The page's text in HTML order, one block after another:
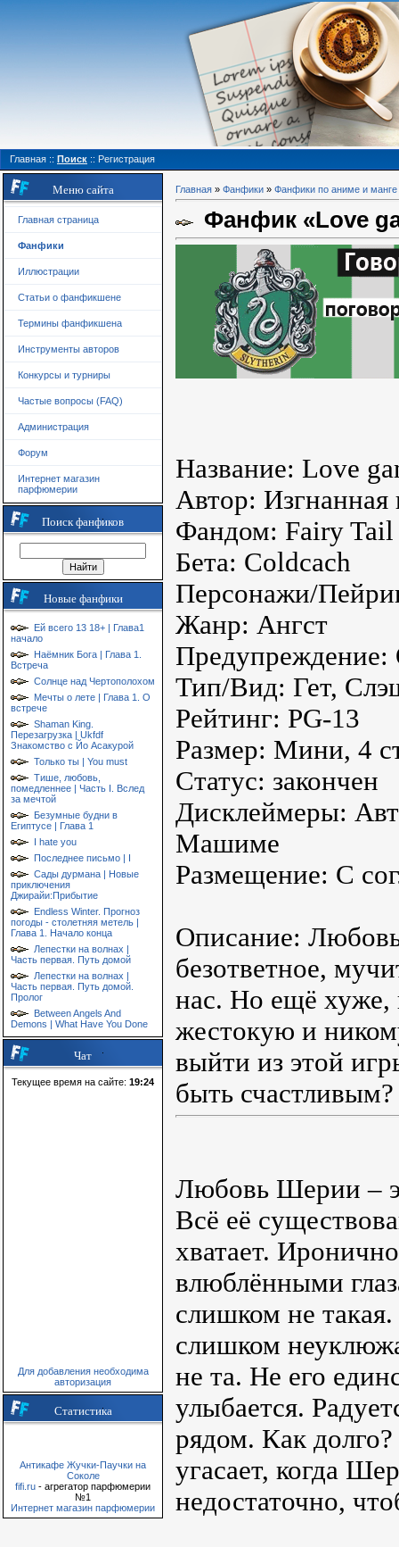
Главная :: Поиск :: Регистрация
Меню сайта
Главная страница
Фанфики
Иллюстрации
Статьи о фанфикшене
Термины фанфикшена
Инструменты авторов
Конкурсы и турниры
Частые вопросы (FAQ)
Администрация
Форум
Интернет магазин
парфюмерии
Поиск фанфиков
Новые фанфики
Ей всего 13 18+ | Глава1
начало
Наёмник Бога | Глава 1.
Встреча
Солнце над Чертополохом
Мечты о лете | Глава 1. О
встрече
Shaman King.
Перезагрузка | Ukfdf
Знакомство с Йо Асакурой
Только ты | You must
Тише, любовь,
помедленнее | Часть I. Вслед
за мечтой
Безумные будни в
Египтусе | Глава 1
I hate you
Последнее письмо | I
Сады дурмана | Новые
приключения
Джирайи:Прибытие
Endless Winter. Прогноз
погоды - столетняя метель |
Глава 1. Начало конца
Лепестки на волнах |
Часть первая. Путь домой
Лепестки на волнах |
Часть первая. Путь домой.
Пролог
Between Angels And
Demons | What Have You Done
Чат
Текущее время на сайте: 19:24
Для добавления необходима
авторизация
Статистика
Антикафе Жучки-Паучки на
Соколе
fifi.ru - агрегатор парфюмерии
№1
Интернет магазин парфюмерии
Главная » Фанфики » Фанфики по аниме и манге
Фанфик «Love
Название: Love
Автор: Изгнанная
Фандом: Fairy Tail
Бета: Coldcach
Персонажи/
Жанр: Ангст
Предупреждение:
Тип/Вид: Гет,
Рейтинг: PG-13
Размер: Мини, 4
Статус: закончен
Дисклеймеры:
Машиме
Размещение: С
Описание: Любовь
безответное,
нас. Но ещё хуже,
жестокую и
выйти из этой
быть счастливым?
Любовь Шерии –
Всё её
хватает.
влюблёнными
слишком не
слишком
не та. Не его
улыбается.
рядом. Как
угасает, когда
недостаточно,